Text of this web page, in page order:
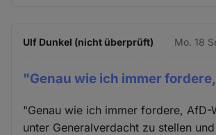
Ulf Dunkel (nicht überprüft) Mo. 18
"Genau wie ich immer fordere,
"Genau wie ich immer fordere, AfD-
unter Generalverdacht zu stellen